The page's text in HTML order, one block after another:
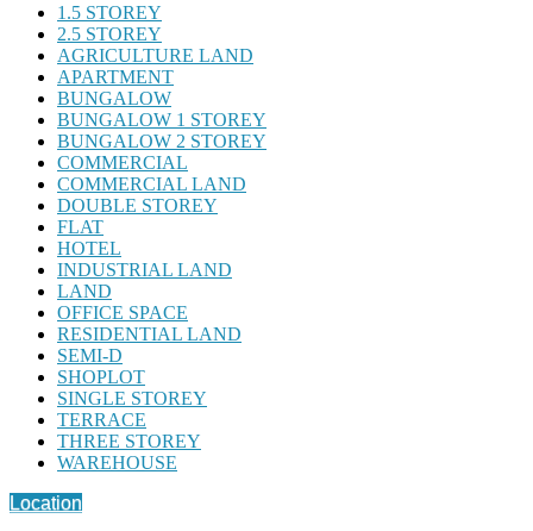
1.5 STOREY
2.5 STOREY
AGRICULTURE LAND
APARTMENT
BUNGALOW
BUNGALOW 1 STOREY
BUNGALOW 2 STOREY
COMMERCIAL
COMMERCIAL LAND
DOUBLE STOREY
FLAT
HOTEL
INDUSTRIAL LAND
LAND
OFFICE SPACE
RESIDENTIAL LAND
SEMI-D
SHOPLOT
SINGLE STOREY
TERRACE
THREE STOREY
WAREHOUSE
Location